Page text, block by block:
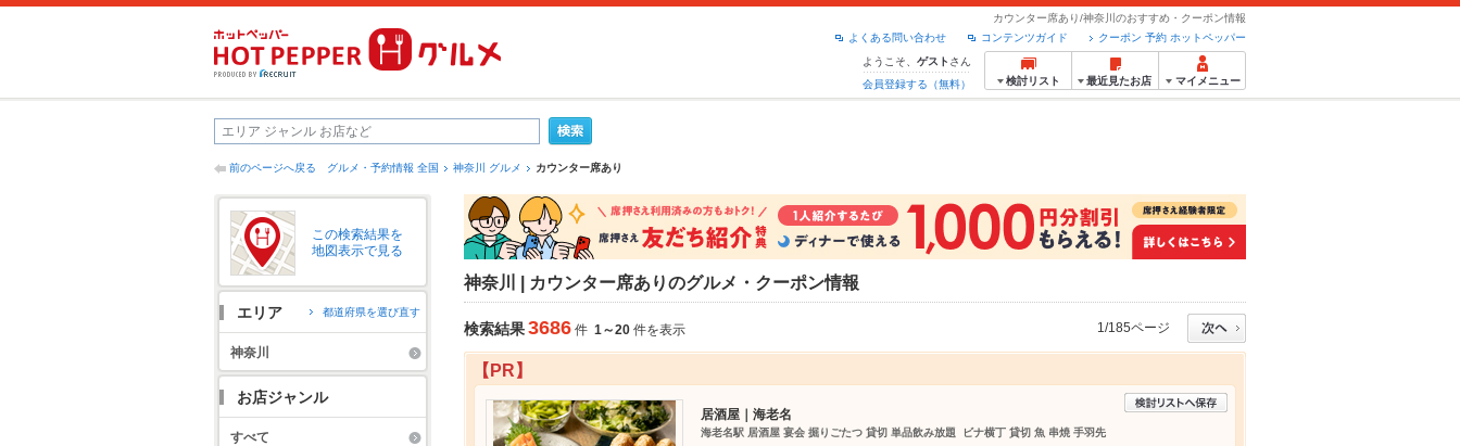
カウンター席あり/神奈川のおすすめ・クーポン情報
クーポン 予約 ホットペッパー
コンテンツガイド
よくある問い合わせ
ようこそ、 ゲスト さん
会員登録する（無料）
検討リスト 最近見たお店 マイメニュー
前のページへ戻る グルメ・予約情報 全国 神奈川 グルメ カウンター席あり
この検索結果を
地図表示で見る
エリア 都道府県を選び直す
神奈川
お店ジャンル
すべて
神奈川 | カウンター席ありのグルメ・クーポン情報
検索結果3686 件 1～20 件を表示 1/185ページ
【PR】
居酒屋｜海老名
海老名駅 居酒屋 宴会 掘りごたつ 貸切 単品飲み放題 ビナ横丁 貸切 魚 串焼 手羽先